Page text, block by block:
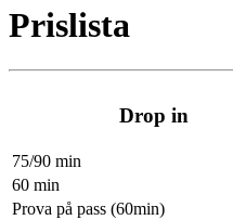
Prislista
Drop in
75/90 min
60 min
Prova på pass (60min)